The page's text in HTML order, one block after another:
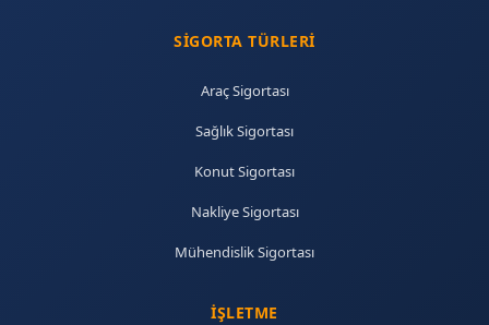
SIGORTA TÜRLERI
Araç Sigortası
Sağlık Sigortası
Konut Sigortası
Nakliye Sigortası
Mühendislik Sigortası
İŞLETME